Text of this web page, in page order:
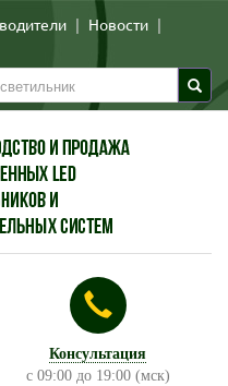
| Новости |
Консультация
с 09:00 до 19:00 (мск)